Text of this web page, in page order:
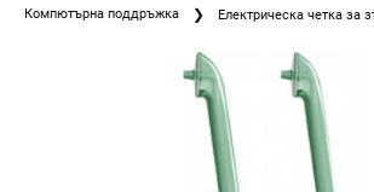
Компютърна поддръжка Електрическа четка за